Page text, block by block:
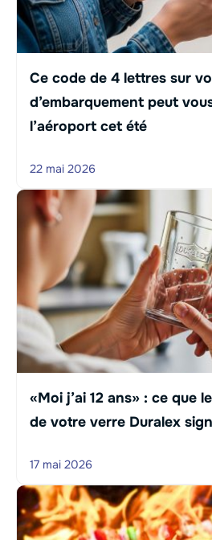
Ce code de 4 lettres sur
d’embarquement peut
l’aéroport cet été
22 mai 2026
«Moi j’ai 12 ans» : ce que
de votre verre Duralex
17 mai 2026